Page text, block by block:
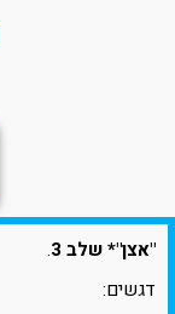
"אצן"* שלב 3
.
דגשים: